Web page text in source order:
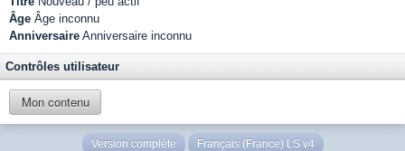
Âge Âge inconnu
Anniversaire Anniversaire inconnu
Contrôles utilisateur
Mon contenu
Version complète Français (France) LS v4